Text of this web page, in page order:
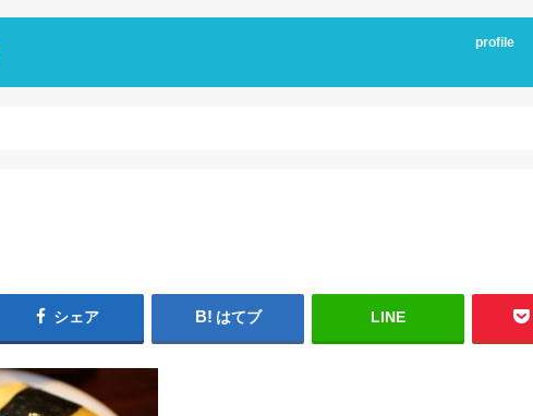
profile
シェア はてブ LINE